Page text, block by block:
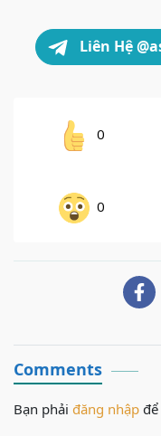
Liên Hệ
0
0
Comments
Bạn phải đăng nhập